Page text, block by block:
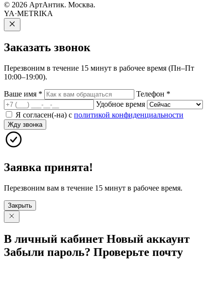
© 2026 АртАнтик. Москва.
YA·METRIKA
Заказать звонок
Перезвоним в течение 15 минут в рабочее время (Пн–Пт
10:00–19:00).
Ваше имя * Телефон *
Удобное время
Я согласен(-на) с политикой конфиденциальности
Жду звонка
Заявка принята!
Перезвоним вам в течение 15 минут в рабочее время.
Закрыть
В личный кабинет Новый аккаунт
Забыли пароль? Проверьте почту